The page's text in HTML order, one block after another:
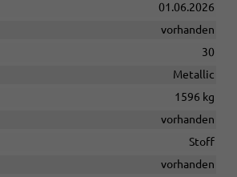
01.06.2026
vorhanden
30
Metallic
1596 kg
vorhanden
Stoff
vorhanden